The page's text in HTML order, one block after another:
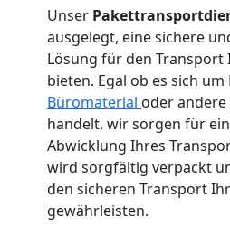
Unser
ausgelegt, eine sichere
Lösung für den Transport
bieten. Egal ob es sich
Büromaterial oder
handelt, wir sorgen für
Abwicklung Ihres
wird sorgfältig verpackt
den sicheren Transport
gewährleisten.